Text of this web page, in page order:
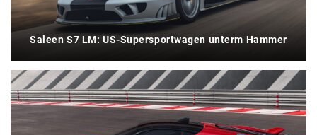
Saleen S7 LM: US-Supersportwagen unterm Hammer